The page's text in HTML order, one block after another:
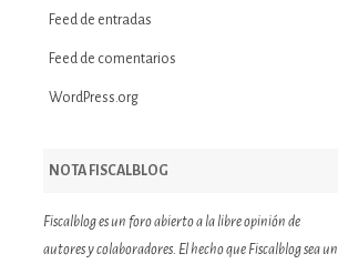
Feed de entradas
Feed de comentarios
WordPress.org
NOTA FISCALBLOG
Fiscalblog es un foro abierto a la libre opinión de
autores y colaboradores. El hecho que Fiscalblog sea un